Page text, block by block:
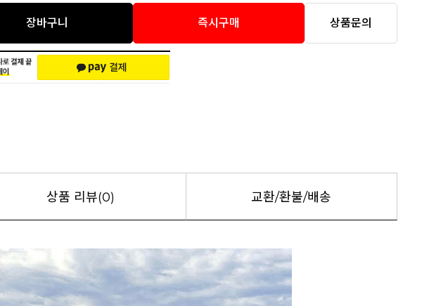
장바구니 즉시구매 상품문의
상품 리뷰(0) 교환/환불/배송